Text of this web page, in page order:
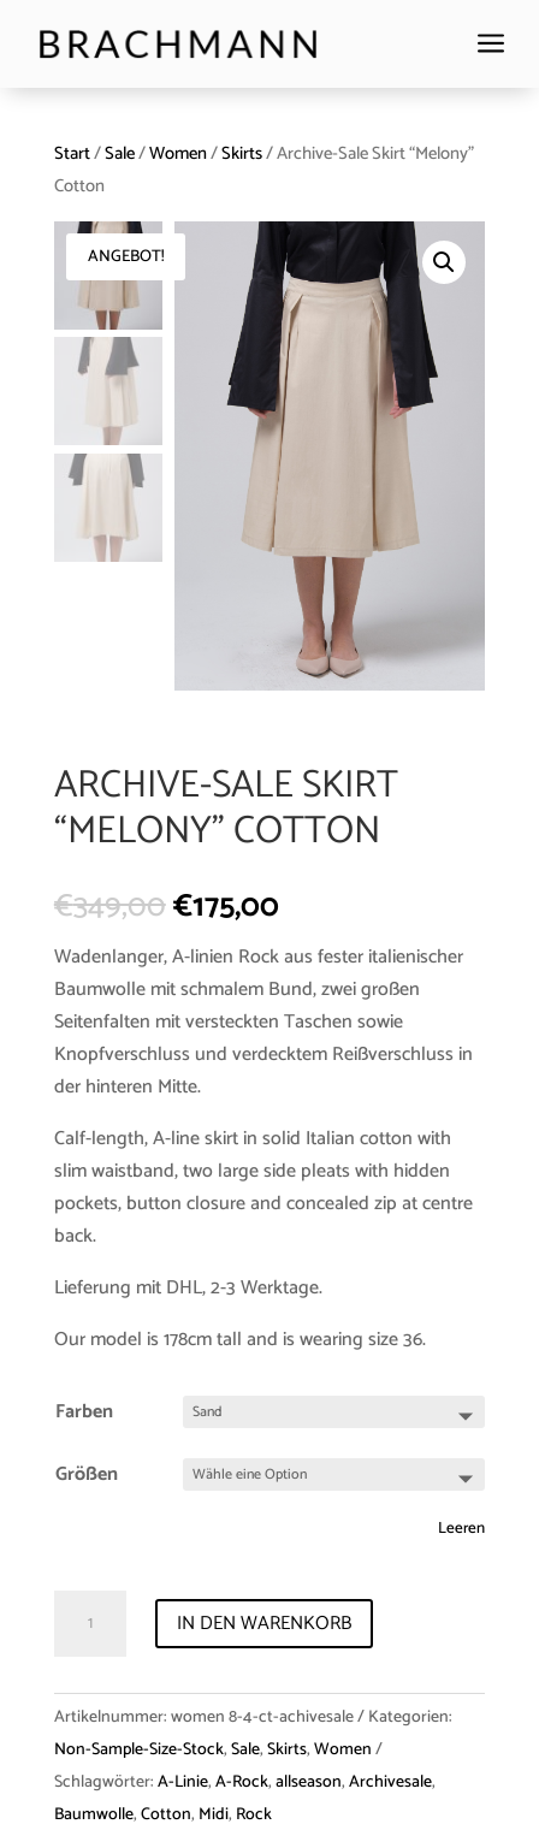
a
Start/Sale/Women/Skirts/ Archive-Sale Skirt “Melony”
Cotton
ANGEBOT!
ARCHIVE-SALE SKIRT
“MELONY” COTTON
€349,00€175,00
Wadenlanger, A-linien Rock aus fester italienischer
Baumwolle mit schmalem Bund, zwei großen
Seitenfalten mit versteckten Taschen sowie
Knopfverschluss und verdecktem Reißverschluss in
der hinteren Mitte.
Calf-length, A-line skirt in solid Italian cotton with
slim waistband, two large side pleats with hidden
pockets, button closure and concealed zip at centre
back.
Lieferung mit DHL, 2-3 Werktage.
Our model is 178cm tall and is wearing size 36.
Farben
Größen
Leeren
"Melony"
Cotton
Menge
IN DEN WARENKORB
Artikelnummer:women 8-4-ct-achivesale Kategorien:
Non-Sample-Size-Stock,Sale,Skirts,Women
Schlagwörter:A-Linie,A-Rock,allseason,Archivesale,
Baumwolle,Cotton, Midi, Rock